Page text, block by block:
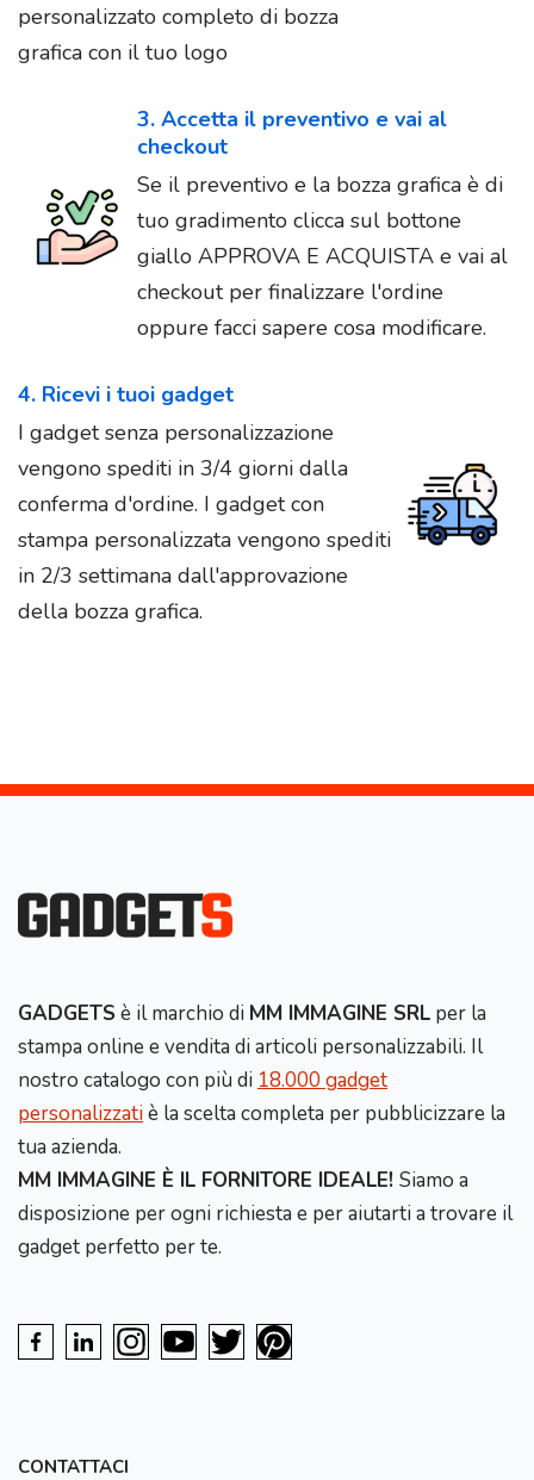
personalizzato completo di bozza
grafica con il tuo logo
3. Accetta il preventivo e vai al
checkout
Se il preventivo e la bozza grafica è di
tuo gradimento clicca sul bottone
giallo APPROVA E ACQUISTA e vai al
checkout per finalizzare l'ordine
oppure facci sapere cosa modificare.
4. Ricevi i tuoi gadget
I gadget senza personalizzazione
vengono spediti in 3/4 giorni dalla
conferma d'ordine. I gadget con
stampa personalizzata vengono spediti
in 2/3 settimana dall'approvazione
della bozza grafica.
GADGETS è il marchio di MM IMMAGINE SRL per la
stampa online e vendita di articoli personalizzabili. Il
nostro catalogo con più di 18.000 gadget
personalizzatiè la scelta completa per pubblicizzare la
tua azienda.
MM IMMAGINE È IL FORNITORE IDEALE! Siamo a
disposizione per ogni richiesta e per aiutarti a trovare il
gadget perfetto per te.
CONTATTACI